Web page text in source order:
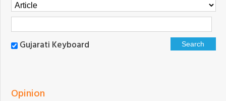
Gujarati Keyboard
Opinion